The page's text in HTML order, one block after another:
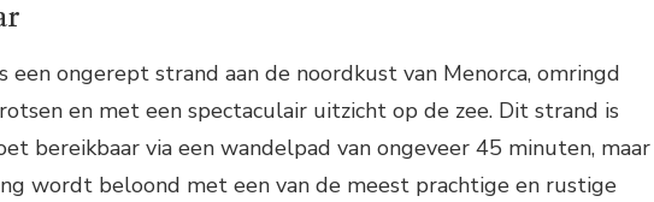
een ongerept strand aan de noordkust van Menorca, omringd
en met een spectaculair uitzicht op de zee. Dit strand is
bereikbaar via een wandelpad van ongeveer 45 minuten, maar
wordt beloond met een van de meest prachtige en rustige